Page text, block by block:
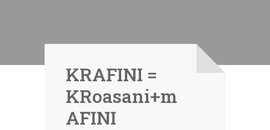
KRAFINI =
KRoasani+m
AFINI